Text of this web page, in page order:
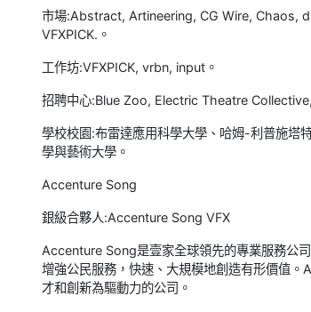
市場:Abstract, Artineering, CG Wire, Chaos,
VFXPICK.。
工作坊:VFXPICK, vrbn, input。
招聘中心:Blue Zoo, Electric Theatre
學校校園:布雷達應用科學大學、哈姆-利普施塔
學與藝術大學。
Accenture Song
銀級合夥人:Accenture Song VFX
Accenture Song是壹家全球領先的專業服務公
增強公民服務，快速、大規模地創造有形價值
才和創新為驅動力的公司。